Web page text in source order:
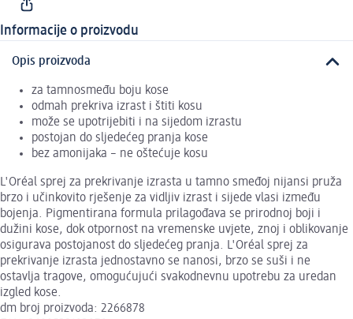
Informacije o proizvodu
Opis proizvoda
za tamnosmeđu boju kose
odmah prekriva izrast i štiti kosu
može se upotrijebiti i na sijedom izrastu
postojan do sljedećeg pranja kose
bez amonijaka – ne oštećuje kosu
L'Oréal sprej za prekrivanje izrasta u tamno smeđoj nijansi pruža
brzo i učinkovito rješenje za vidljiv izrast i sijede vlasi između
bojenja. Pigmentirana formula prilagođava se prirodnoj boji i
dužini kose, dok otpornost na vremenske uvjete, znoj i oblikovanje
osigurava postojanost do sljedećeg pranja. L'Oréal sprej za
prekrivanje izrasta jednostavno se nanosi, brzo se suši i ne
ostavlja tragove, omogućujući svakodnevnu upotrebu za uredan
izgled kose.
dm broj proizvoda: 2266878